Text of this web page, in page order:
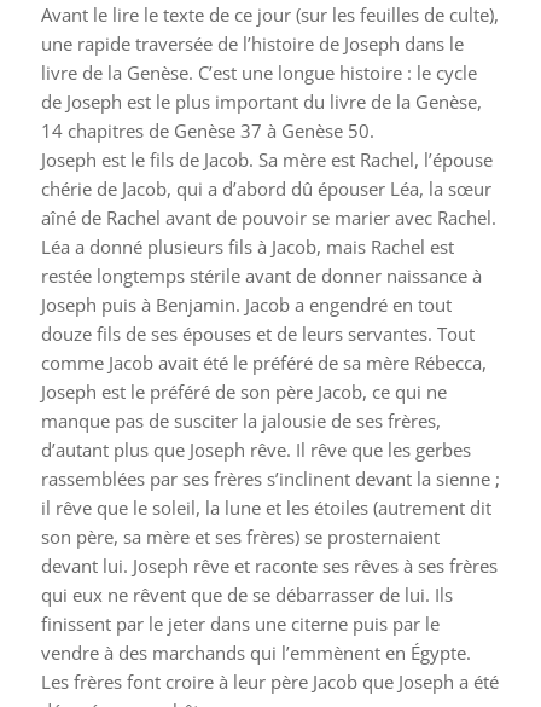
Avant le lire le texte de ce jour (sur les feuilles de culte),
une rapide traversée de l’histoire de Joseph dans le
livre de la Genèse. C’est une longue histoire : le cycle
de Joseph est le plus important du livre de la Genèse,
14 chapitres de Genèse 37 à Genèse 50.
Joseph est le fils de Jacob. Sa mère est Rachel, l’épouse
chérie de Jacob, qui a d’abord dû épouser Léa, la sœur
aîné de Rachel avant de pouvoir se marier avec Rachel.
Léa a donné plusieurs fils à Jacob, mais Rachel est
restée longtemps stérile avant de donner naissance à
Joseph puis à Benjamin. Jacob a engendré en tout
douze fils de ses épouses et de leurs servantes. Tout
comme Jacob avait été le préféré de sa mère Rébecca,
Joseph est le préféré de son père Jacob, ce qui ne
manque pas de susciter la jalousie de ses frères,
d’autant plus que Joseph rêve. Il rêve que les gerbes
rassemblées par ses frères s’inclinent devant la sienne ;
il rêve que le soleil, la lune et les étoiles (autrement dit
son père, sa mère et ses frères) se prosternaient
devant lui. Joseph rêve et raconte ses rêves à ses frères
qui eux ne rêvent que de se débarrasser de lui. Ils
finissent par le jeter dans une citerne puis par le
vendre à des marchands qui l’emmènent en Égypte.
Les frères font croire à leur père Jacob que Joseph a été